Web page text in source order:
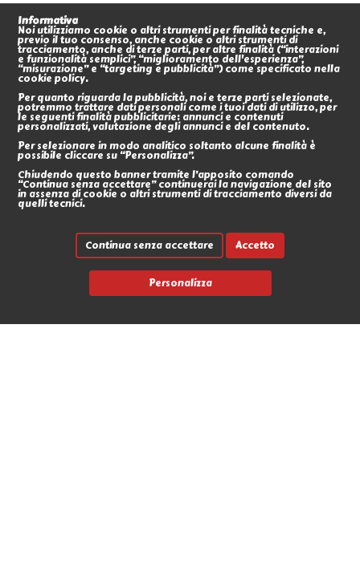
Informativa
Noi utilizziamo cookie o altri strumenti per finalità tecniche e,
previo il tuo consenso, anche cookie o altri strumenti di
tracciamento, anche di terze parti, per altre finalità (“interazioni
e funzionalità semplici”, “miglioramento dell'esperienza”,
“misurazione” e “targeting e pubblicità”) come specificato nella
cookie policy.
Per quanto riguarda la pubblicità, noi e terze parti selezionate,
potremmo trattare dati personali come i tuoi dati di utilizzo, per
le seguenti finalità pubblicitarie: annunci e contenuti
personalizzati, valutazione degli annunci e del contenuto.
Per selezionare in modo analitico soltanto alcune finalità è
possibile cliccare su “Personalizza”.
Chiudendo questo banner tramite l’apposito comando
“Continua senza accettare” continuerai la navigazione del sito
in assenza di cookie o altri strumenti di tracciamento diversi da
quelli tecnici.
Personalizza
Continua senza accettare Accetto